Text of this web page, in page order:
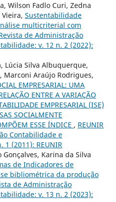
Wilson Fadlo Curi, Zedna
Sustentabilidade
multicriterial com
de Administração
v. 12 n. 2 (2022):
Lúcia Silva Albuquerque,
Marconi Araújo Rodrigues,
EMPRESARIAL: UMA
ENTRE A VARIAÇÃO
EMPRESARIAL (ISE)
SOCIALMENTE
ESSE ÍNDICE , REUNIR
Contabilidade e
1 (2011): REUNIR
Karina da Silva
de Indicadores de
bibliométrica da produção
de Administração
v. 13 n. 2 (2023):